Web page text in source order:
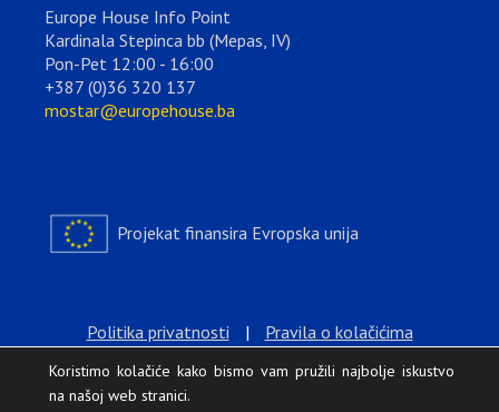
Europe House Info Point
Kardinala Stepinca bb (Mepas, IV)
Pon-Pet 12:00 - 16:00
+387 (0)36 320 137
mostar@europehouse.ba
Projekat finansira Evropska unija
Politika privatnosti | Pravila o kolačićima
Koristimo kolačiće kako bismo vam pružili najbolje iskustvo
na našoj web stranici.